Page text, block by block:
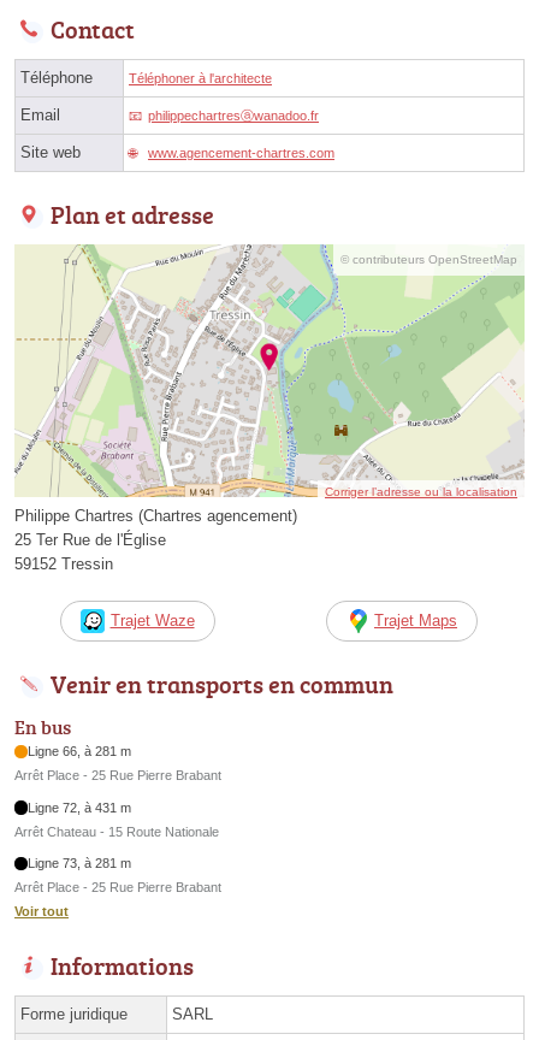
Contact
Téléphone Téléphoner à l'architecte
Email philippechartresⓐwanadoo.fr
Site web www.agencement-chartres.com
Plan et adresse
© contributeurs OpenStreetMap
Corriger l’adresse ou la localisation
Philippe Chartres (Chartres agencement)
25 Ter Rue de l'Église
59152 Tressin
Trajet Waze Trajet Maps
Venir en transports en commun
En bus
Ligne 66, à 281 m
Arrêt Place - 25 Rue Pierre Brabant
Ligne 72, à 431 m
Arrêt Chateau - 15 Route Nationale
Ligne 73, à 281 m
Arrêt Place - 25 Rue Pierre Brabant
Voir tout
Informations
Forme juridique SARL